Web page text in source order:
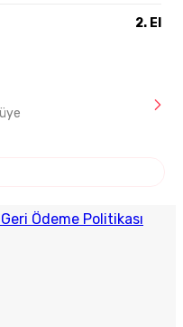
2. El
Ödeme Politikası